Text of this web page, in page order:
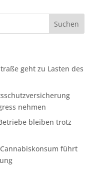
geht zu Lasten des
nehmen
bleiben trotz
führt